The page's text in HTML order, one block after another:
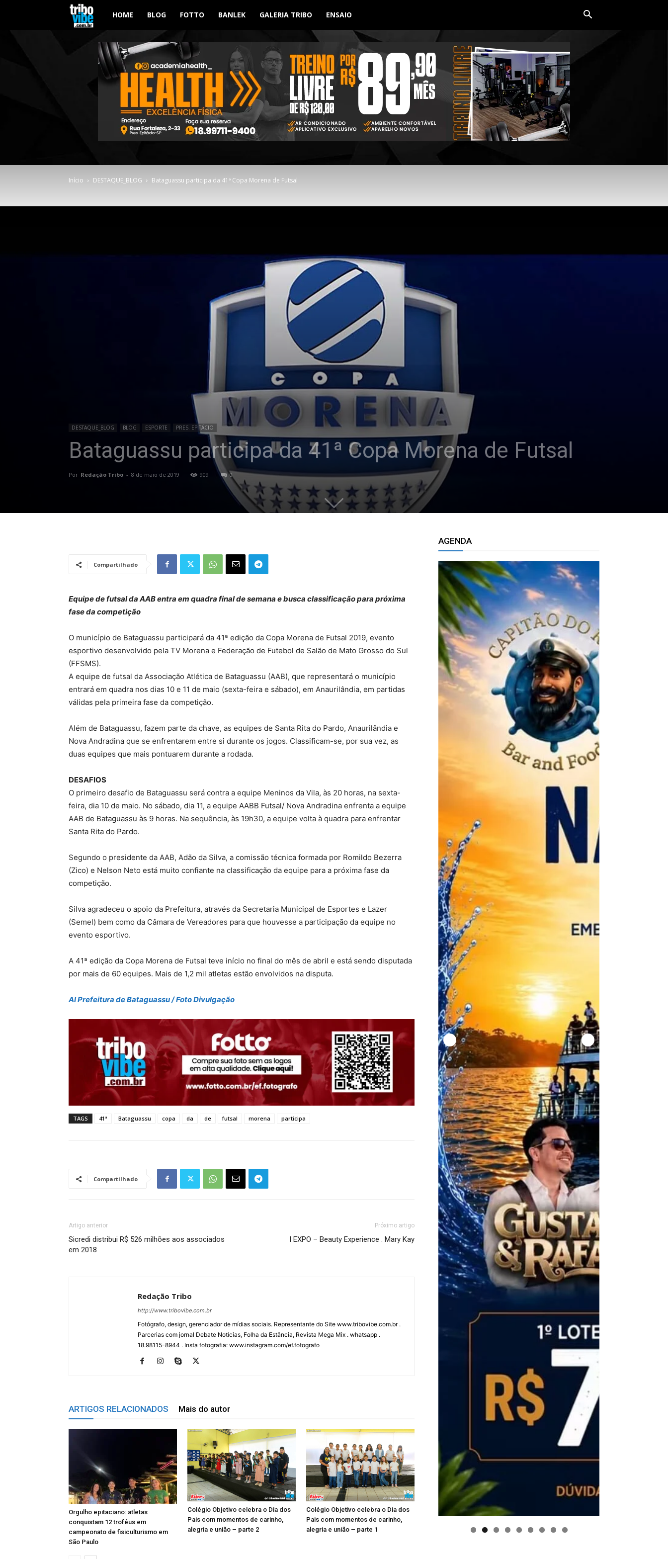
Tribo
Vibe
HOME BLOG FOTTO BANLEK GALERIA TRIBO ENSAIO
Início DESTAQUE_BLOG Bataguassu participa da 41ª Copa Morena de Futsal
DESTAQUE_BLOG BLOG ESPORTE PRES. EPITÁCIO
Bataguassu participa da 41ª Copa Morena de Futsal
Por Redação Tribo - 8 de maio de 2019 909 0
Compartilhado
Equipe de futsal da AAB entra em quadra final de semana e busca classificação para próxima
fase da competição
O município de Bataguassu participará da 41ª edição da Copa Morena de Futsal 2019, evento
esportivo desenvolvido pela TV Morena e Federação de Futebol de Salão de Mato Grosso do Sul
(FFSMS).
A equipe de futsal da Associação Atlética de Bataguassu (AAB), que representará o município
entrará em quadra nos dias 10 e 11 de maio (sexta-feira e sábado), em Anaurilândia, em partidas
válidas pela primeira fase da competição.
Além de Bataguassu, fazem parte da chave, as equipes de Santa Rita do Pardo, Anaurilândia e
Nova Andradina que se enfrentarem entre si durante os jogos. Classificam-se, por sua vez, as
duas equipes que mais pontuarem durante a rodada.
DESAFIOS
O primeiro desafio de Bataguassu será contra a equipe Meninos da Vila, às 20 horas, na sexta-
feira, dia 10 de maio. No sábado, dia 11, a equipe AABB Futsal/ Nova Andradina enfrenta a equipe
AAB de Bataguassu às 9 horas. Na sequência, às 19h30, a equipe volta à quadra para enfrentar
Santa Rita do Pardo.
Segundo o presidente da AAB, Adão da Silva, a comissão técnica formada por Romildo Bezerra
(Zico) e Nelson Neto está muito confiante na classificação da equipe para a próxima fase da
competição.
Silva agradeceu o apoio da Prefeitura, através da Secretaria Municipal de Esportes e Lazer
(Semel) bem como da Câmara de Vereadores para que houvesse a participação da equipe no
evento esportivo.
A 41ª edição da Copa Morena de Futsal teve início no final do mês de abril e está sendo disputada
por mais de 60 equipes. Mais de 1,2 mil atletas estão envolvidos na disputa.
AI Prefeitura de Bataguassu / Foto Divulgação
TAGS 41ª Bataguassu copa da de futsal morena participa
Compartilhado
Artigo anterior
Sicredi distribui R$ 526 milhões aos associados
em 2018
Próximo artigo
I EXPO – Beauty Experience . Mary Kay
Redação Tribo
http://www.tribovibe.com.br
Fotógrafo, design, gerenciador de mídias sociais. Representante do Site www.tribovibe.com.br .
Parcerias com jornal Debate Notícias, Folha da Estância, Revista Mega Mix . whatsapp .
18.98115-8944 . Insta fotografia: www.instagram.com/ef.fotografo
ARTIGOS RELACIONADOS Mais do autor
Orgulho epitaciano: atletas
conquistam 12 troféus em
campeonato de fisiculturismo em
São Paulo
Colégio Objetivo celebra o Dia dos
Pais com momentos de carinho,
alegria e união – parte 2
Colégio Objetivo celebra o Dia dos
Pais com momentos de carinho,
alegria e união – parte 1
AGENDA